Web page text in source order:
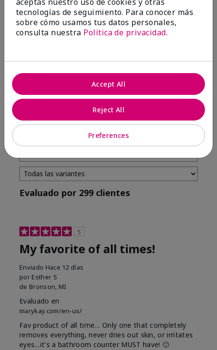
4 estrellas
7
3 estrellas
1 estrella
3
Tono De Piel
Filtrar
reseñas
por
piel
Evaluado por 299 clientes
5
My favorite of all times!
Enviado Hace 12 días
por Esther S
de Bronson, MI
Evaluado en
marykay.com/en-us/
Fav product of all time… Only one that completely
removes everything, never dries out skin, or irritates
eyes…it's a bathroom counter MUST have! 🙂
tecnologías de seguimiento. Para conocer más
sobre cómo usamos tus datos personales,
consulta nuestra Política de privacidad.
Preferences
Reject All
Accept All